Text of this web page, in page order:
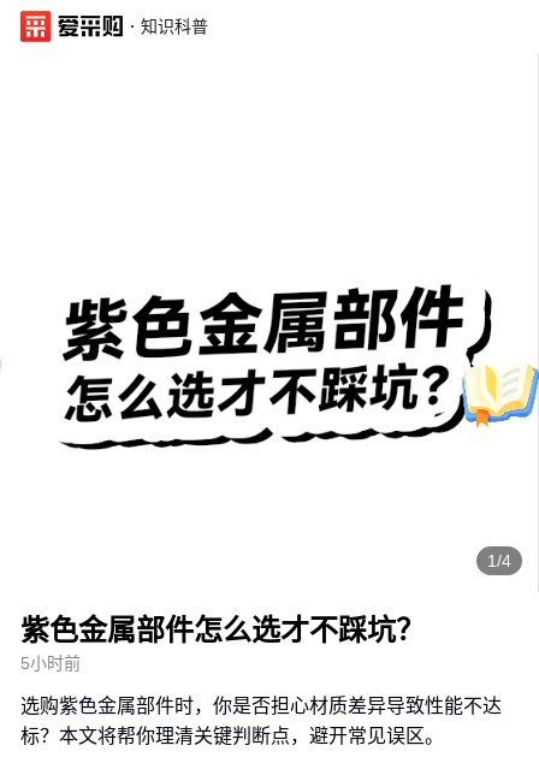
· 知识科普
1/4
紫色金属部件怎么选才不踩坑？
5小时前
选购紫色金属部件时，你是否担心材质差异导致性能不达
标？本文将帮你理清关键判断点，避开常见误区。